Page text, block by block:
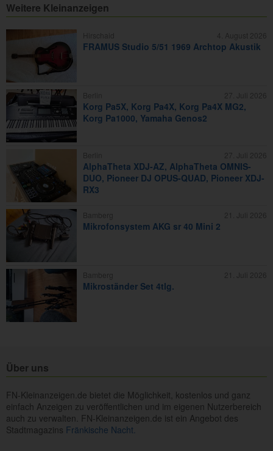
Weitere Kleinanzeigen
FRAMUS Studio 5/51 1969 Archtop Akustik
Korg Pa5X, Korg Pa4X, Korg Pa4X MG2,
Korg Pa1000, Yamaha Genos2
AlphaTheta XDJ-AZ, AlphaTheta OMNIS-
DUO, Pioneer DJ OPUS-QUAD, Pioneer XDJ-
RX3
Mikrofonsystem AKG sr 40 Mini 2
Mikroständer Set 4tlg.
Über uns
FN-Kleinanzeigen.de bietet die Möglichkeit, kostenlos und ganz
einfach Anzeigen zu veröffentlichen und im eigenen Nutzerbereich
auch zu verwalten. FN-Kleinanzeigen.de ist ein Angebot des
Stadtmagazins Fränkische Nacht.